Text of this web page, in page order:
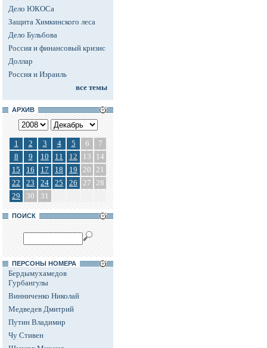
Дело ЮКОСа
Защита Химкинского леса
Дело Бульбова
Россия и финансовый кризис
Доллар
Россия и Израиль
все темы
АРХИВ
1 2 3 4 5 6
7
8
9 10 11 12 13
14
15
16 17 18 19 20 21
22
23 24 25 26 27 28
29
30 31
ПОИСК
ПЕРСОНЫ НОМЕРА
Бердымухамедов
Гурбангулы
Винниченко Николай
Медведев Дмитрий
Путин Владимир
Чу Стивен